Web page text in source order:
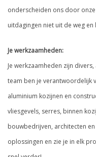
onderscheiden ons door
uitdagingen niet uit de weg
Je werkzaamheden:
Je werkzaamheden zijn
team ben je verantwoordelijk
aluminium kozijnen en
vliesgevels, serres, binnen
bouwbedrijven, architecten
oplossingen en zie je in elk